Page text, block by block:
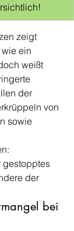
zeigt
ein
weißt
der
von
sowie
gestopptes
der
bei